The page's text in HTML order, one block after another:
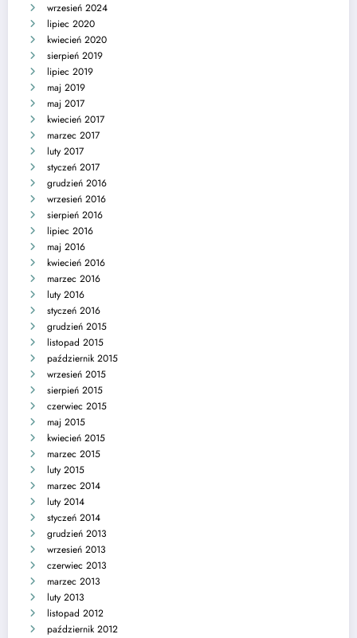
wrzesień 2024
lipiec 2020
kwiecień 2020
sierpień 2019
lipiec 2019
maj 2019
maj 2017
kwiecień 2017
marzec 2017
luty 2017
styczeń 2017
grudzień 2016
wrzesień 2016
sierpień 2016
lipiec 2016
maj 2016
kwiecień 2016
marzec 2016
luty 2016
styczeń 2016
grudzień 2015
listopad 2015
październik 2015
wrzesień 2015
sierpień 2015
czerwiec 2015
maj 2015
kwiecień 2015
marzec 2015
luty 2015
marzec 2014
luty 2014
styczeń 2014
grudzień 2013
wrzesień 2013
czerwiec 2013
marzec 2013
luty 2013
listopad 2012
październik 2012